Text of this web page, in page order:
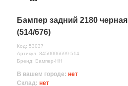
Бампер задний 2180
(514/676)
Код: 53037
Артикул: 8450006699-514
Бренд: Бампер-НН
В вашем городе: нет
Склад: нет